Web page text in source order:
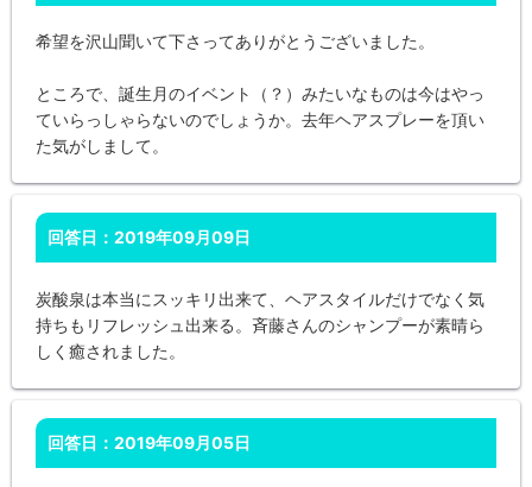
希望を沢山聞いて下さってありがとうございました。
ところで、誕生月のイベント（？）みたいなものは今はやっ
ていらっしゃらないのでしょうか。去年ヘアスプレーを頂い
た気がしまして。
回答日：2019年09月09日
炭酸泉は本当にスッキリ出来て、ヘアスタイルだけでなく気
持ちもリフレッシュ出来る。斉藤さんのシャンプーが素晴ら
しく癒されました。
回答日：2019年09月05日